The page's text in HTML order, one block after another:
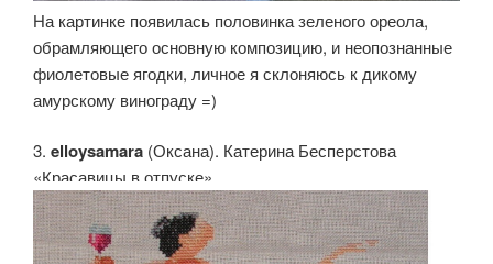
На картинке появилась половинка зеленого ореола,
обрамляющего основную композицию, и неопознанные
фиолетовые ягодки, личное я склоняюсь к дикому
амурскому винограду =)
3. elloysamara (Оксана). Катерина Бесперстова
«Красавицы в отпуске»